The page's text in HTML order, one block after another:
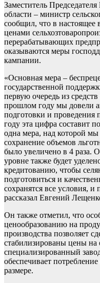
Заместитель
области – министр
сообщил, что в настоящее
ценами
перерабатывающих
оказываются меры
кампании.
«Основная мера –
государственной
первую очередь из
прошлом году мы довели
подготовки и проведения
году эта цифра составит
одна мера, над которой
сохранение объемов
было увеличено в 4 раза.
уровне также будет
кредитованию, чтобы
подготовиться и
сохранятся все условия, и
рассказал Евгений
Он также отметил, что
ценообразованию на
производства позволяет
стабилизированы цены
специализированный
обеспечивает
размере.